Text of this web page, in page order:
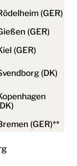
(GER)
(GER)
(GER)
(DK)
(GER)**